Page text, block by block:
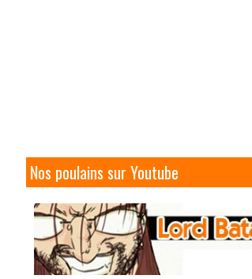
Nos poulains sur Youtube